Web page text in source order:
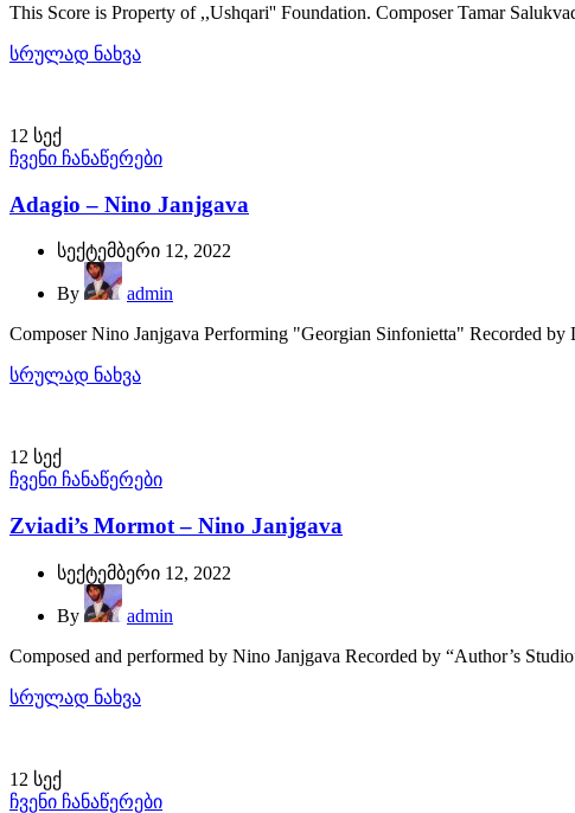
This Score is Property of ,,Ushqari'' Foundation. Composer Tamar
სრულად ნახვა
12 სექ
ჩვენი ჩანაწერები
Adagio – Nino Janjgava
სექტემბერი 12, 2022
By
admin
Composer Nino Janjgava Performing "Georgian Sinfonietta" Recorded
სრულად ნახვა
12 სექ
ჩვენი ჩანაწერები
Zviadi’s Mormot – Nino Janjgava
სექტემბერი 12, 2022
By
admin
Composed and performed by Nino Janjgava Recorded by “Author’s
სრულად ნახვა
12 სექ
ჩვენი ჩანაწერები